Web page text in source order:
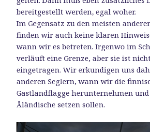
bereitgestellt werden, egal woher.
Im Gegensatz zu den meisten
finden wir auch keine klaren
wann wir es betreten. Irgenwo im
verläuft eine Grenze, aber sie ist
eingetragen. Wir erkundigen uns
anderen Seglern, wann wir die
Gastlandflagge herunternehmen und
Åländische setzen sollen.